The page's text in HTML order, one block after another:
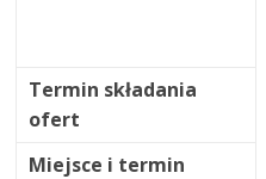
Termin składania
ofert
Miejsce i termin